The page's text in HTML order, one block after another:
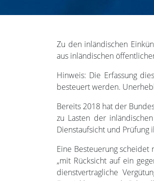
Zu den inländischen
aus inländischen
Hinweis: Die Erfassung
besteuert werden.
Bereits 2018 hat der
zu Lasten der
Dienstaufsicht und
Eine Besteuerung
„mit Rücksicht auf ein
dienstvertragliche